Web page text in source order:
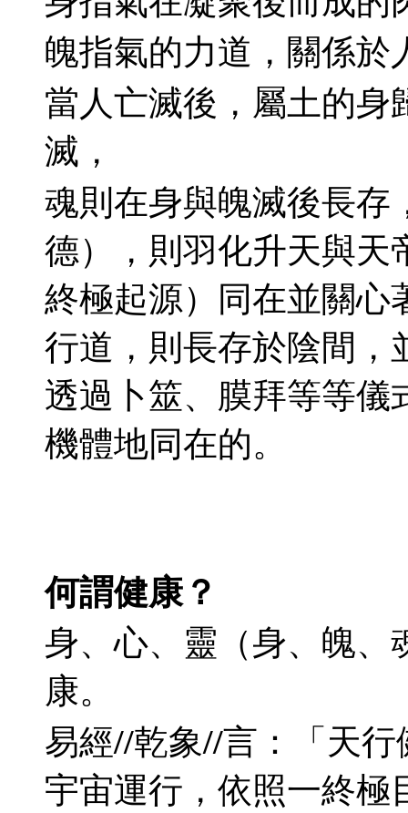
魄指氣的力道，關係
當人亡滅後，屬土的
滅，
魂則在身與魄滅後長存
德），則羽化升天與天
終極起源）同在並關心
行道，則長存於陰間，
透過卜筮、膜拜等等
機體地同在的。
何謂健康？
身、心、靈（身、魄
康。
易經//乾象//言：「天
宇宙運行，依照一終